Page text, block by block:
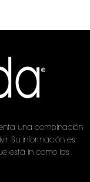
una combinación
Su información es
está in como las